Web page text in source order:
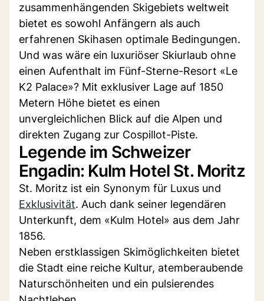
zusammenhängenden Skigebiets weltweit
bietet es sowohl Anfängern als auch
erfahrenen Skihasen optimale Bedingungen.
Und was wäre ein luxuriöser Skiurlaub ohne
einen Aufenthalt im Fünf-Sterne-Resort «Le
K2 Palace»? Mit exklusiver Lage auf 1850
Metern Höhe bietet es einen
unvergleichlichen Blick auf die Alpen und
direkten Zugang zur Cospillot-Piste.
Legende im Schweizer
Engadin: Kulm Hotel St. Moritz
St. Moritz ist ein Synonym für Luxus und
Exklusivität. Auch dank seiner legendären
Unterkunft, dem «Kulm Hotel» aus dem Jahr
1856.
Neben erstklassigen Skimöglichkeiten bietet
die Stadt eine reiche Kultur, atemberaubende
Naturschönheiten und ein pulsierendes